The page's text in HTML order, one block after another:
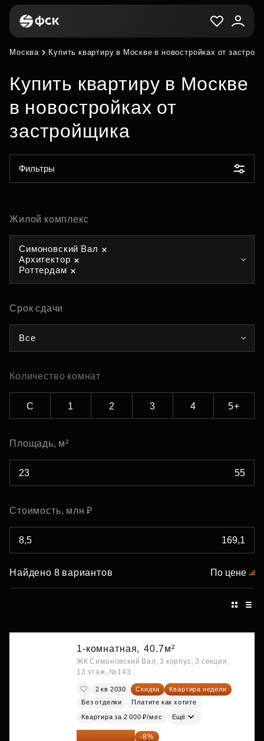
Москва Купить квартиру в Москве в новостройках от
Купить квартиру в Москве
в новостройках от
застройщика
Фильтры
Жилой комплекс
Симоновский Вал
Архитектор
Роттердам
Срок сдачи
Все
Количество комнат
С 1 2 3 4 5+
Площадь, м²
Стоимость, млн ₽
Найдено 8 вариантов По цене
1-комнатная, 40.7м²
ЖК Симоновский Вал, 3 корпус, 3 секция,
13 этаж, №143
2 кв 2030 Скидка
Квартира недели
Без отделки
Платите как хотите
Квартира за 2 000 ₽/мес Ещё
21 904 740 ₽ -8%